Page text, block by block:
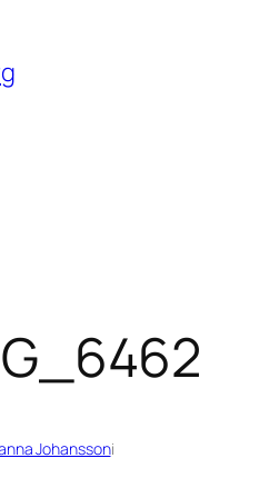
Johanssoni